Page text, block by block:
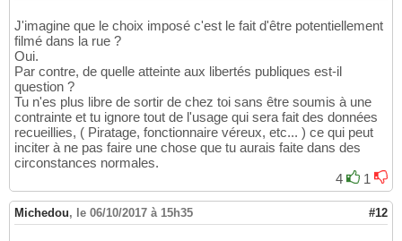
J'imagine que le choix imposé c'est le fait d'être potentiellement
filmé dans la rue ?
Oui.
Par contre, de quelle atteinte aux libertés publiques est-il
question ?
Tu n'es plus libre de sortir de chez toi sans être soumis à une
contrainte et tu ignore tout de l'usage qui sera fait des données
recueillies, ( Piratage, fonctionnaire véreux, etc... ) ce qui peut
inciter à ne pas faire une chose que tu aurais faite dans des
circonstances normales.
4
1
Michedou, le 06/10/2017 à 15h35 #12